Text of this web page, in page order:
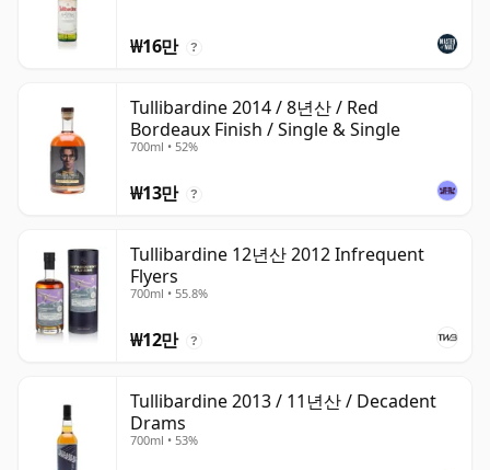
₩16만 ?
Tullibardine 2014 / 8년산 / Red
Bordeaux Finish / Single & Single
700ml • 52%
₩13만 ?
Tullibardine 12년산 2012 Infrequent
Flyers
700ml • 55.8%
₩12만 ?
Tullibardine 2013 / 11년산 / Decadent
Drams
700ml • 53%